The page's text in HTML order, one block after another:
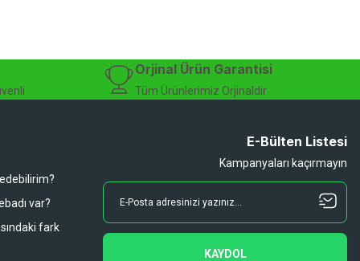
Orjinal Ürün Garantisi
Tüm Ürünlerimiz Orjinaldir
var?
fark
E-Bülten Listesi
Kampanyaları kaçırmayın
KAYDOL